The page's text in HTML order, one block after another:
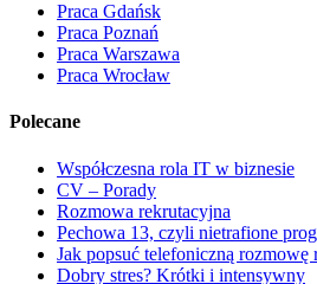
Praca Gdańsk
Praca Poznań
Praca Warszawa
Praca Wrocław
Polecane
Współczesna rola IT w biznesie
CV – Porady
Rozmowa rekrutacyjna
Pechowa 13, czyli nietrafione
Jak popsuć telefoniczną rozmowę
Dobry stres? Krótki i intensywny